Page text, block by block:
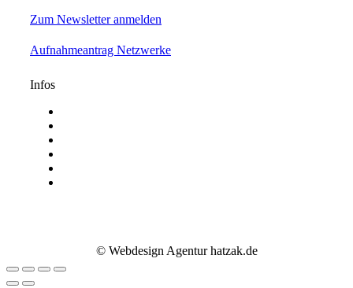
window
window
window
Zum Newsletter anmelden
Aufnahmeantrag Netzwerke
Infos
© Webdesign Agentur hatzak.de
Go
to